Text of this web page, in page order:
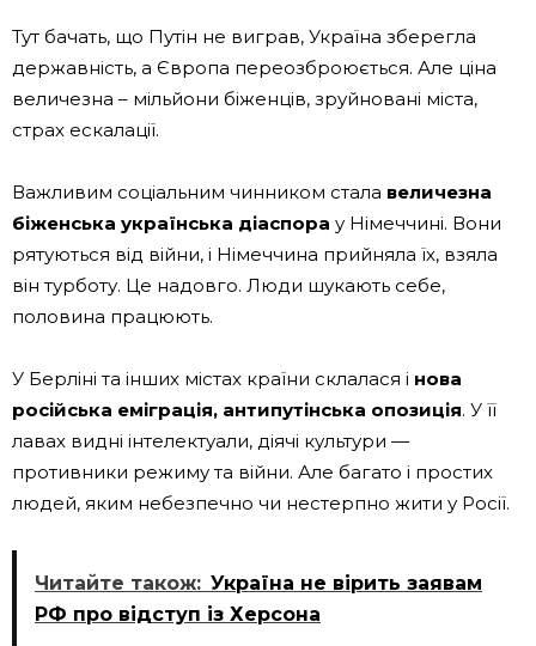
Тут бачать, що Путін не виграв, Україна зберегла
державність, а Європа переозброюється. Але ціна
величезна – мільйони біженців, зруйновані міста,
страх ескалації.
Важливим соціальним чинником стала величезна
біженська українська діаспора у Німеччині. Вони
рятуються від війни, і Німеччина прийняла їх, взяла
він турботу. Це надовго. Люди шукають себе,
половина працюють.
У Берліні та інших містах країни склалася і нова
російська еміграція, антипутінська опозиція. У її
лавах видні інтелектуали, діячі культури —
противники режиму та війни. Але багато і простих
людей, яким небезпечно чи нестерпно жити у Росії.
Читайте також: Україна не вірить заявам
РФ про відступ із Херсона